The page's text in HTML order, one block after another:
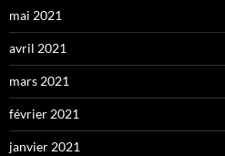
mai 2021
avril 2021
mars 2021
février 2021
janvier 2021